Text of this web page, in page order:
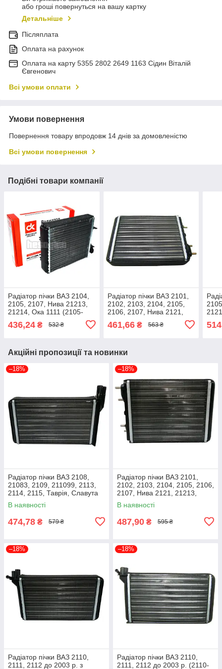
або гроші повернуться на вашу картку
Детальніше
Післяплата
Оплата на рахунок
Оплата на карту 5355 2802 2649 1163 Сідин Віталій
Євгенович
Всі умови оплати
Умови повернення
Повернення товару впродовж 14 днів за домовленістю
Всі умови повернення
Подібні товари компанії
Радіатор пічки ВАЗ 2104,
2105, 2107, Нива 21213,
21214, Ока 1111 (2105-
8101060
436,24 ₴ 532 ₴
Радіатор пічки ВАЗ 2101,
2102, 2103, 2104, 2105,
2106, 2107, Нива 2121,
8101050) ДК 2101-
461,66₴ 563 ₴
Акційні пропозиції та новинки
–18%
Радіатор пічки ВАЗ 2108,
21083, 2109, 211099, 2113,
2114, 2115, Таврія, Славута
ДК 2108-8101060t
В наявності
474,78 ₴ 579 ₴
–18%
Радіатор пічки ВАЗ 2101,
2102, 2103, 2104, 2105, 2106,
2107, Нива 2121, 21213,
21214 (2101-8101050) ДК
2101-8101050t
В наявності
487,90 ₴ 595 ₴
–18%
Радіатор пічки ВАЗ 2110,
2111, 2112 до 2003 р. з
–18%
Радіатор пічки ВАЗ 2110,
2111, 2112 до 2003 р. (2110-